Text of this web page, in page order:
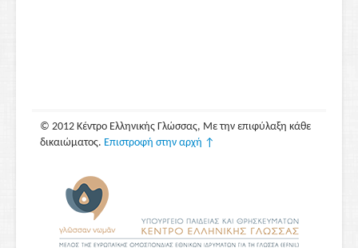
© 2012 Κέντρο Ελληνικής Γλώσσας, Με την επιφύλαξη κάθε
δικαιώματος. Επιστροφή στην αρχή ↑